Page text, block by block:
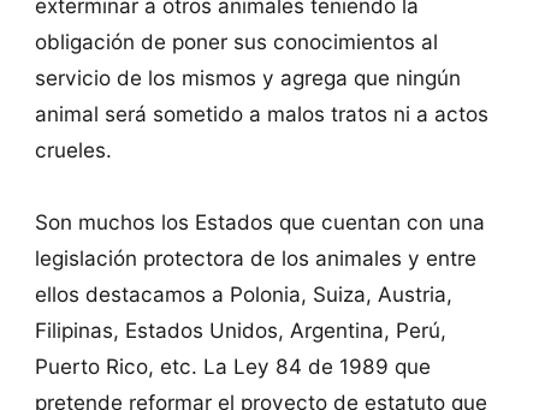
obligación de poner sus conocimientos al
servicio de los mismos y agrega que ningún
animal será sometido a malos tratos ni a actos
crueles.
Son muchos los Estados que cuentan con una
legislación protectora de los animales y entre
ellos destacamos a Polonia, Suiza, Austria,
Filipinas, Estados Unidos, Argentina, Perú,
Puerto Rico, etc. La Ley 84 de 1989 que
pretende reformar el proyecto de estatuto que